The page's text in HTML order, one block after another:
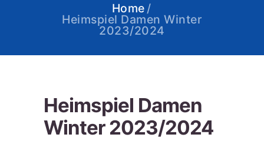
Home
Heimspiel Damen Winter
2023/2024
Heimspiel Damen
Winter 2023/2024